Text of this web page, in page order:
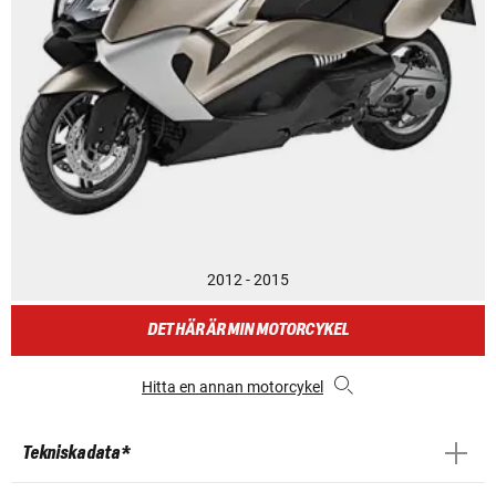
2012 - 2015
DET HÄR ÄR MIN MOTORCYKEL
Hitta en annan motorcykel
Tekniska data *